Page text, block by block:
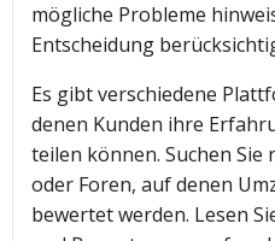
mögliche Probleme
Entscheidung
Es gibt verschiedene
denen Kunden ihre
teilen können. Suchen
oder Foren, auf denen
bewertet werden. Lesen